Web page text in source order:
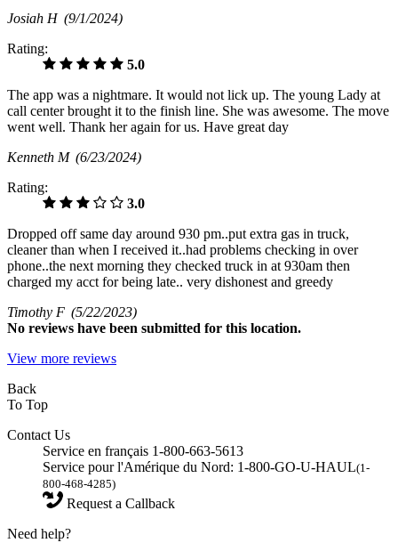
Josiah H (9/1/2024)
Rating:
5.0
The app was a nightmare. It would not lick up. The young Lady at
call center brought it to the finish line. She was awesome. The move
went well. Thank her again for us. Have great day
Kenneth M (6/23/2024)
Rating:
3.0
Dropped off same day around 930 pm..put extra gas in truck,
cleaner than when I received it..had problems checking in over
phone..the next morning they checked truck in at 930am then
charged my acct for being late.. very dishonest and greedy
Timothy F (5/22/2023)
No reviews have been submitted for this location.
View more reviews
Back
To Top
Contact Us
Service en français 1-800-663-5613
Service pour l'Amérique du Nord: 1-800-GO-U-HAUL(1-
800-468-4285)
Request a Callback
Need help?